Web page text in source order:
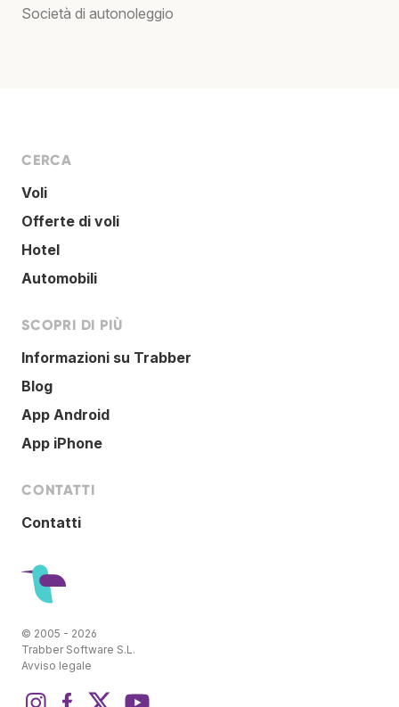
Società di autonoleggio
CERCA
Voli
Offerte di voli
Hotel
Automobili
SCOPRI DI PIÙ
Informazioni su Trabber
Blog
App Android
App iPhone
CONTATTI
Contatti
© 2005 - 2026
Trabber Software S.L.
Avviso legale